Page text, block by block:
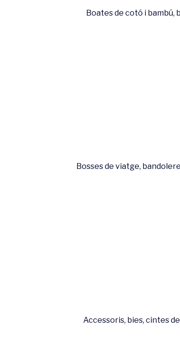
Boates de cotó i bambú,
Bosses de viatge,
Accessoris, bies, cintes